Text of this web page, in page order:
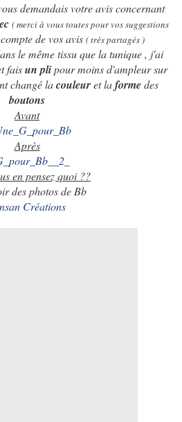
demandais votre avis concernant
( merci à vous toutes pour vos suggestions
de vos avis ( très partagés )
le même tissu que la tunique , j'ai
faisun plipour moins d'ampleur sur
changé lacouleuret laformedes
boutons
Avant
Après
en pensez quoi ??
des photos de Bb
Créations